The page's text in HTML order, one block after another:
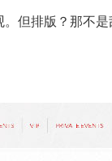
但排版？那不是